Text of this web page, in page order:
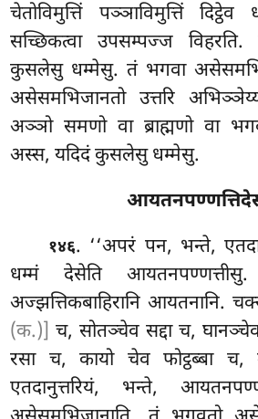
चेतोविमुत्तिं पञ्ञाविमुत्तिं
सच्छिकत्वा उपसम्पज्ज विहरति.
कुसलेसु धम्मेसु. तं भगवा
असेसमभिजानतो उत्तरि
अञ्ञो समणो वा ब्राह्मणो वा
अस्स, यदिदं कुसलेसु धम्मेसु.
१४६. ‘‘अपरं पन, भन्ते,
धम्मं देसेति आयतनपण्णत्तीसु.
अज्झत्तिकबाहिरानि आयतनानि.
(क.)] च, सोतञ्चेव सद्दा च,
रसा च, कायो चेव फोट्ठब्बा
एतदानुत्तरियं, भन्ते,